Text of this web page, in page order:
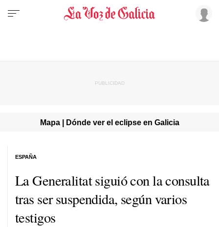
Mapa | Dónde ver el eclipse en Galicia
La Generalitat siguió con la consulta
tras ser suspendida, según varios
testigos
ESPAÑA